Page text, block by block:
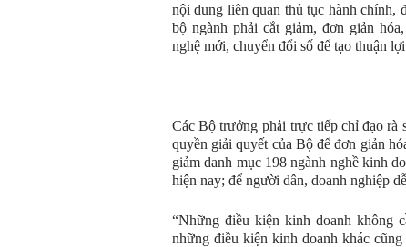
nội dung liên quan thủ tục hành chính,
bộ ngành phải cắt giảm, đơn giản
nghệ mới, chuyển đổi số để tạo thuận
Các Bộ trưởng phải trực tiếp chỉ đạo rà
quyền giải quyết của Bộ để đơn giản
giảm danh mục 198 ngành nghề kinh
hiện nay; để người dân, doanh nghiệp
“Những điều kiện kinh doanh không
những điều kiện kinh doanh khác